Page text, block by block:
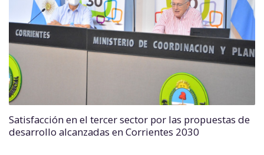
Satisfacción en el tercer sector por las propuestas de
desarrollo alcanzadas en Corrientes 2030